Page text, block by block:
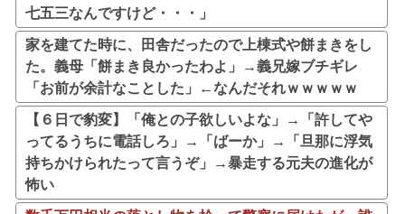
七五三なんですけど・・・」
家を建てた時に、田舎だったので上棟式や餅まきをし
た。義母「餅まき良かったわよ」→義兄嫁ブチギレ
「お前が余計なことした」←なんだそれｗｗｗｗｗ
【６日で豹変】「俺との子欲しいよな」→「許してや
ってるうちに電話しろ」→「ばーか」→「旦那に浮気
持ちかけられたって言うぞ」→暴走する元夫の進化が
怖い